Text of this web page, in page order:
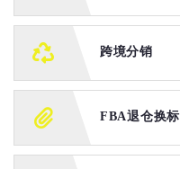
跨境分销
FBA退仓换标